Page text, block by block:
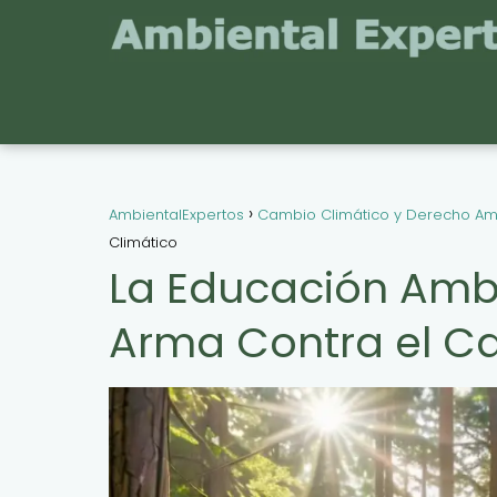
AmbientalExpertos
Cambio Climático y Derecho
Climático
La Educación
Arma Contra el